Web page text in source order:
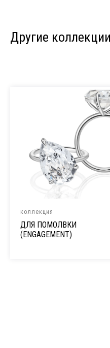
Другие
коллекция
ДЛЯ ПОМОЛВКИ
(ENGAGEMENT)